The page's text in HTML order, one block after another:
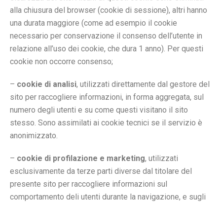
alla chiusura del browser (cookie di sessione), altri hanno
una durata maggiore (come ad esempio il cookie
necessario per conservazione il consenso dell’utente in
relazione all’uso dei cookie, che dura 1 anno). Per questi
cookie non occorre consenso;
– cookie di analisi, utilizzati direttamente dal gestore del
sito per raccogliere informazioni, in forma aggregata, sul
numero degli utenti e su come questi visitano il sito
stesso. Sono assimilati ai cookie tecnici se il servizio è
anonimizzato.
– cookie di profilazione e marketing, utilizzati
esclusivamente da terze parti diverse dal titolare del
presente sito per raccogliere informazioni sul
comportamento deli utenti durante la navigazione, e sugli